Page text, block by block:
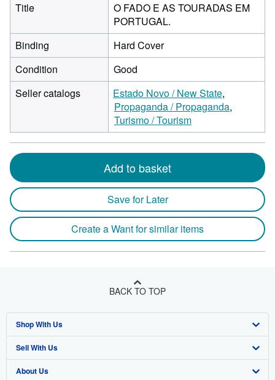
Title
O FADO E AS TOURADAS EM
PORTUGAL.
Binding
Hard Cover
Condition
Good
Seller catalogs
Estado Novo / New State
Propaganda / Propaganda
Turismo / Tourism
Add to basket
Save for Later
Create a Want for similar items
BACK TO TOP
Shop With Us
Advanced Search
Browse Collections
Sell With Us
Start Selling
About Us